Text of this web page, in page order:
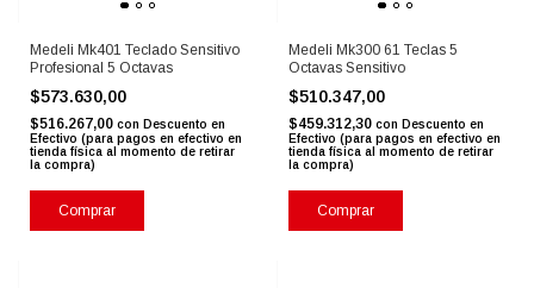
Medeli Mk401 Teclado Sensitivo
Profesional 5 Octavas
$573.630,00
$516.267,00 con Descuento en
Efectivo (para pagos en efectivo en
tienda física al momento de retirar
la compra)
Comprar
Medeli Mk300 61 Teclas 5
Octavas Sensitivo
$510.347,00
$459.312,30 con Descuento en
Efectivo (para pagos en efectivo en
tienda física al momento de retirar
la compra)
Comprar